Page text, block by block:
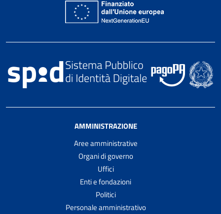
AMMINISTRAZIONE
Aree amministrative
Organi di governo
Uffici
Enti e fondazioni
Politici
Personale amministrativo